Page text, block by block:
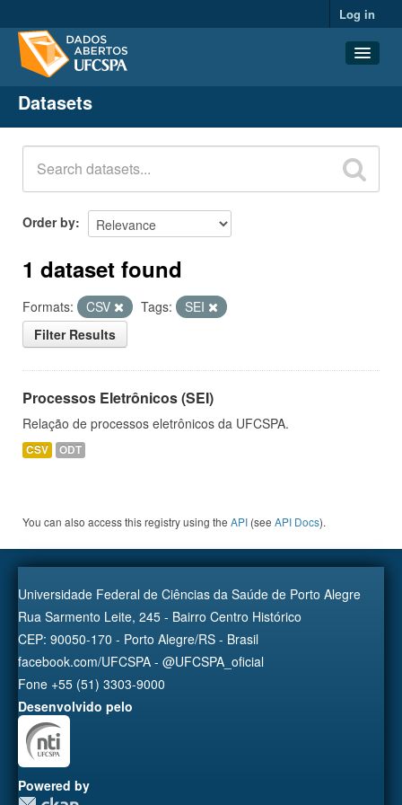
Log in
Datasets
Organizations
Groups
About
Datasets
Order by
1 dataset found
Formats: CSV Tags:
SEI
Filter Results
Processos Eletrônicos (SEI)
Relação de processos eletrônicos da UFCSPA.
CSV ODT
You can also access this registry using the API (see API Docs).
Universidade Federal de Ciências da Saúde de Porto Alegre
Rua Sarmento Leite, 245 - Bairro Centro Histórico
CEP: 90050-170 - Porto Alegre/RS - Brasil
facebook.com/UFCSPA - @UFCSPA_oficial
Fone +55 (51) 3303-9000
Desenvolvido pelo
Powered by